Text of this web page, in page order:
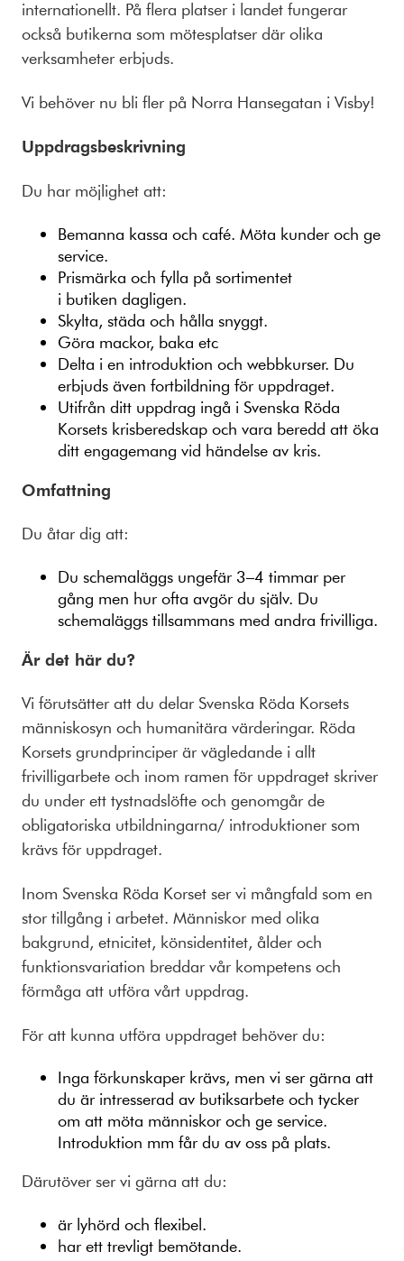
internationellt. På flera platser i landet fungerar
också butikerna som mötesplatser där olika
verksamheter erbjuds.
Vi behöver nu bli fler på Norra Hansegatan i Visby!
Uppdragsbeskrivning
Du har möjlighet att:
Bemanna kassa och café. Möta kunder och ge
service.
Prismärka och fylla på sortimentet
i butiken dagligen.
Skylta, städa och hålla snyggt.
Göra mackor, baka etc
Delta i en introduktion och webbkurser. Du
erbjuds även fortbildning för uppdraget.
Utifrån ditt uppdrag ingå i Svenska Röda
Korsets krisberedskap och vara beredd att öka
ditt engagemang vid händelse av kris.
Omfattning
Du åtar dig att:
Du schemaläggs ungefär 3–4 timmar per
gång men hur ofta avgör du själv. Du
schemaläggs tillsammans med andra frivilliga.
Är det här du?
Vi förutsätter att du delar Svenska Röda Korsets
människosyn och humanitära värderingar. Röda
Korsets grundprinciper är vägledande i allt
frivilligarbete och inom ramen för uppdraget skriver
du under ett tystnadslöfte och genomgår de
obligatoriska utbildningarna/ introduktioner som
krävs för uppdraget.
Inom Svenska Röda Korset ser vi mångfald som en
stor tillgång i arbetet. Människor med olika
bakgrund, etnicitet, könsidentitet, ålder och
funktionsvariation breddar vår kompetens och
förmåga att utföra vårt uppdrag.
För att kunna utföra uppdraget behöver du:
Inga förkunskaper krävs, men vi ser gärna att
du är intresserad av butiksarbete och tycker
om att möta människor och ge service.
Introduktion mm får du av oss på plats.
Därutöver ser vi gärna att du:
är lyhörd och flexibel.
har ett trevligt bemötande.